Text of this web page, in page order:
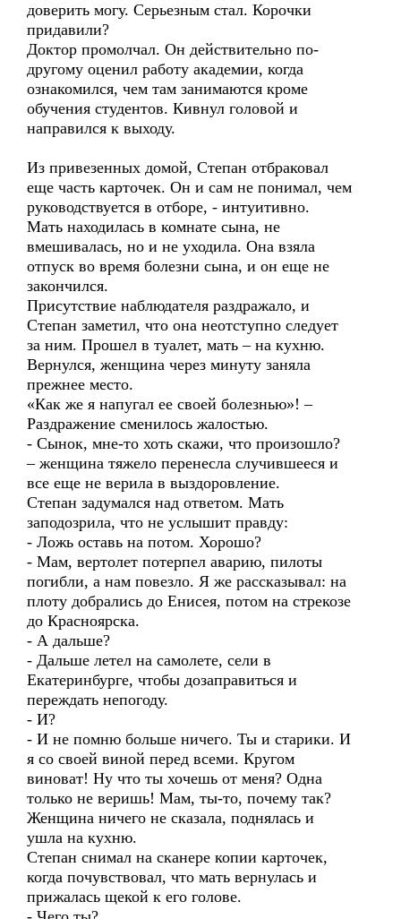
доверить могу. Серьезным стал. Корочки
придавили?
Доктор промолчал. Он действительно по-
другому оценил работу академии, когда
ознакомился, чем там занимаются кроме
обучения студентов. Кивнул головой и
направился к выходу.
Из привезенных домой, Степан отбраковал
еще часть карточек. Он и сам не понимал, чем
руководствуется в отборе, - интуитивно.
Мать находилась в комнате сына, не
вмешивалась, но и не уходила. Она взяла
отпуск во время болезни сына, и он еще не
закончился.
Присутствие наблюдателя раздражало, и
Степан заметил, что она неотступно следует
за ним. Прошел в туалет, мать – на кухню.
Вернулся, женщина через минуту заняла
прежнее место.
«Как же я напугал ее своей болезнью»! –
Раздражение сменилось жалостью.
- Сынок, мне-то хоть скажи, что произошло?
– женщина тяжело перенесла случившееся и
все еще не верила в выздоровление.
Степан задумался над ответом. Мать
заподозрила, что не услышит правду:
- Ложь оставь на потом. Хорошо?
- Мам, вертолет потерпел аварию, пилоты
погибли, а нам повезло. Я же рассказывал: на
плоту добрались до Енисея, потом на стрекозе
до Красноярска.
- А дальше?
- Дальше летел на самолете, сели в
Екатеринбурге, чтобы дозаправиться и
переждать непогоду.
- И?
- И не помню больше ничего. Ты и старики. И
я со своей виной перед всеми. Кругом
виноват! Ну что ты хочешь от меня? Одна
только не веришь! Мам, ты-то, почему так?
Женщина ничего не сказала, поднялась и
ушла на кухню.
Степан снимал на сканере копии карточек,
когда почувствовал, что мать вернулась и
прижалась щекой к его голове.